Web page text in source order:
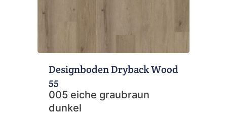
Designboden Dryback Wood
55
005 eiche graubraun
dunkel